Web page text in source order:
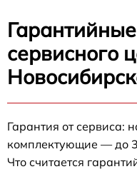
сервисного
Гарантия от сервиса:
комплектующие — до
Что считается